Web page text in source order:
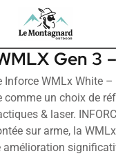
Gen 3
Inforce WMLx White –
comme un choix de
& laser.
sur arme, la
amélioration